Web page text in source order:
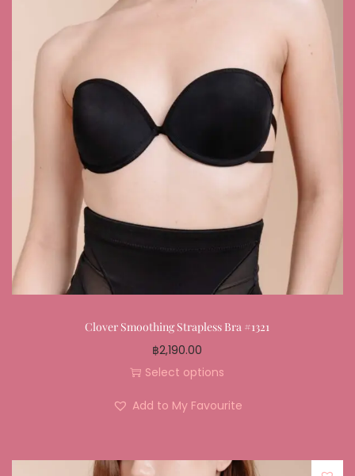
Clover Smoothing Strapless Bra #1321
฿2,190.00
Select options
Add to My Favourite